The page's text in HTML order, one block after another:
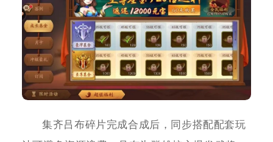
集齐吕布碎片完成合成后，同步搭配配套玩